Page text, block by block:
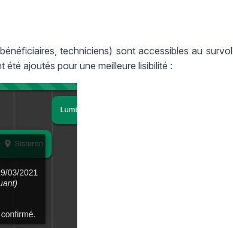
techniciens) sont accessibles au survol
ajoutés pour une meilleure lisibilité :